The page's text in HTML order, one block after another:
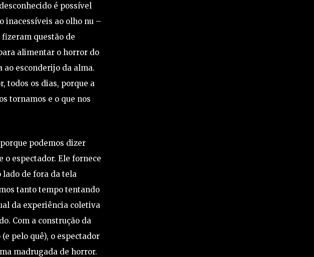
é possível
inacessíveis ao olho nu –
questão de
alimentar o horror do
ao esconderijo da alma.
todos os dias, porque a
tornamos e o que nos
podemos dizer
o espectador. Ele fornece
lado de fora da tela
tanto tempo tentando
da experiência coletiva
Com a construção da
pelo quê), o espectador
madrugada de horror.